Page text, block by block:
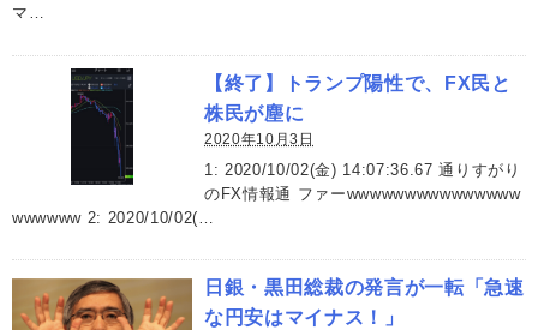
マ…
【終了】トランプ陽性で、FX民と
株民が塵に
2020年10月3日
1: 2020/10/02(金) 14:07:36.67 通りすがり
のFX情報通 ファーwwwwwwwwwwwwwww
wwwwww 2: 2020/10/02(…
日銀・黒田総裁の発言が一転「急速
な円安はマイナス！」